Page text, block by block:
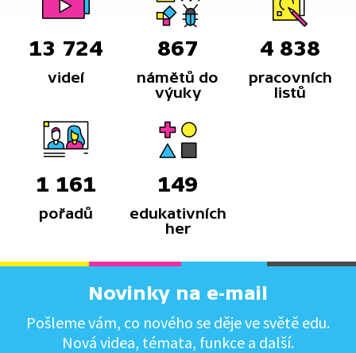
13 724
videí
867
námětů do
výuky
4 838
pracovních
listů
1 161
pořadů
149
edukativních
her
Novinky na e-mail
Pošleme vám, co nového se děje ve světě edu.
Nová videa, témata, funkce a další.